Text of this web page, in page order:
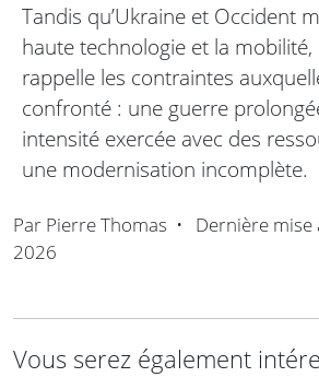
Tandis qu’Ukraine et Occident
haute technologie et la
rappelle les contraintes
confronté : une guerre
intensité exercée avec des
une modernisation incomplète.
Par Pierre Thomas • Dernière mise
2026
Vous serez également